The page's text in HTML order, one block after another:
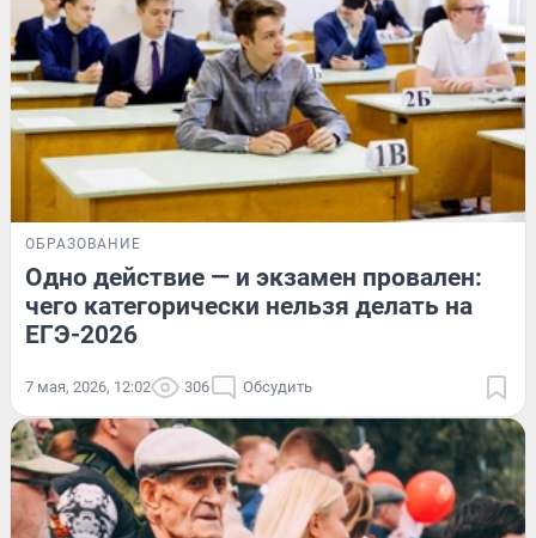
ОБРАЗОВАНИЕ
Одно действие — и экзамен провален:
чего категорически нельзя делать на
ЕГЭ-2026
7 мая, 2026, 12:02 306 Обсудить